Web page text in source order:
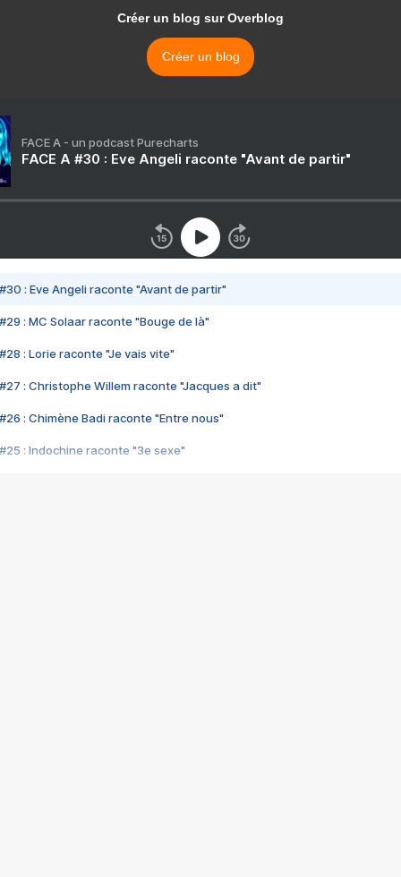
Créer un blog sur Overblog
Créer un blog
FACE A - un podcast Purecharts
FACE A #30 : Eve Angeli raconte "Avant de partir"
#30 : Eve Angeli raconte "Avant de partir"
#29 : MC Solaar raconte "Bouge de là"
#28 : Lorie raconte "Je vais vite"
#27 : Christophe Willem raconte "Jacques a dit"
#26 : Chimène Badi raconte "Entre nous"
#25 : Indochine raconte "3e sexe"